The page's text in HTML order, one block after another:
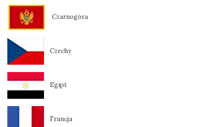
Czarnogóra
Czechy
Egipt
Francja